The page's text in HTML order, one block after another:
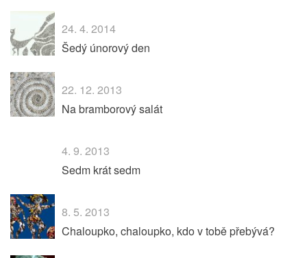
24. 4. 2014
Šedý únorový den
22. 12. 2013
Na bramborový salát
4. 9. 2013
Sedm krát sedm
8. 5. 2013
Chaloupko, chaloupko, kdo v tobě přebývá?